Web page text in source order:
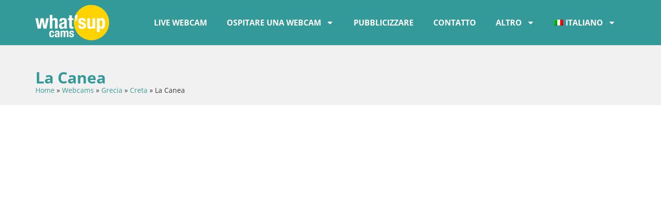
LIVE WEBCAM OSPITARE UNA WEBCAM PUBBLICIZZARE CONTATTO ALTRO ITALIANO
La Canea
Home » Webcams » Grecia » Creta » La Canea